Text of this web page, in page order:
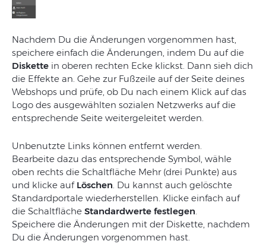
Nachdem Du die Änderungen vorgenommen hast,
speichere einfach die Änderungen, indem Du auf die
Diskette in oberen rechten Ecke klickst. Dann sieh dich
die Effekte an. Gehe zur Fußzeile auf der Seite deines
Webshops und prüfe, ob Du nach einem Klick auf das
Logo des ausgewählten sozialen Netzwerks auf die
entsprechende Seite weitergeleitet werden.
Unbenutzte Links können entfernt werden.
Bearbeite dazu das entsprechende Symbol, wähle
oben rechts die Schaltfläche Mehr (drei Punkte) aus
und klicke auf Löschen. Du kannst auch gelöschte
Standardportale wiederherstellen. Klicke einfach auf
die Schaltfläche Standardwerte festlegen.
Speichere die Änderungen mit der Diskette, nachdem
Du die Änderungen vorgenommen hast.